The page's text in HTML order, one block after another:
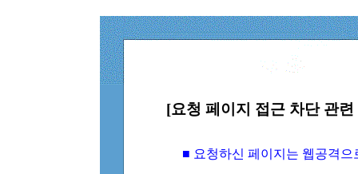
[요청 페이지 접근 차단 관
■ 요청하신 페이지는 웹공격